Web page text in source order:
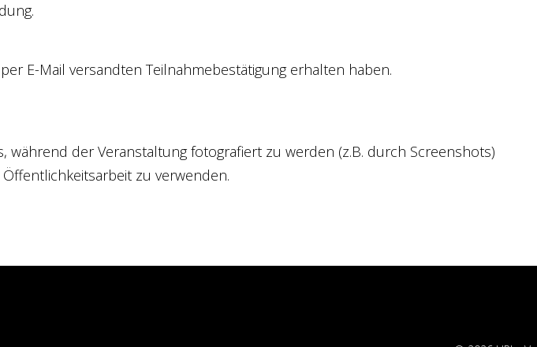
E-Mail versandten Teilnahmebestätigung erhalten haben.
der Veranstaltung fotografiert zu werden (z.B. durch Screenshots)
zu verwenden.